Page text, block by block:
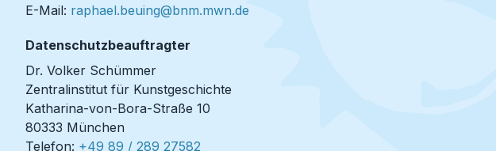
E-Mail: raphael.beuing@bnm.mwn.de
Datenschutzbeauftragter
Dr. Volker Schümmer
Zentralinstitut für Kunstgeschichte
Katharina-von-Bora-Straße 10
80333 München
Telefon: +49 89 / 289 27582